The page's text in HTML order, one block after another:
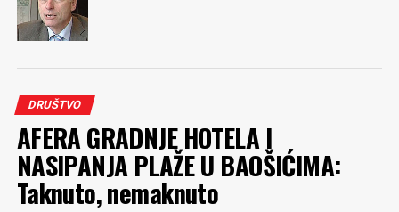
DRUŠTVO
AFERA GRADNJE HOTELA I
NASIPANJA PLAŽE U BAOŠIĆIMA:
Taknuto, nemaknuto